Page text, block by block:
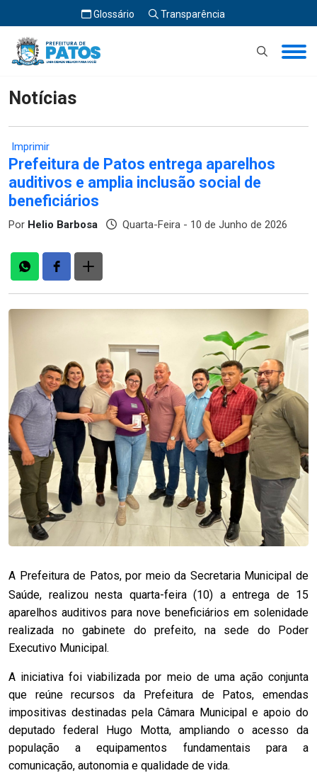
Glossário Transparência
Início Notícias
Notícias
Imprimir
Prefeitura de Patos entrega aparelhos
auditivos e amplia inclusão social de
beneficiários
Por Helio Barbosa Quarta-Feira - 10 de Junho de 2026
A Prefeitura de Patos, por meio da Secretaria Municipal de
Saúde, realizou nesta quarta-feira (10) a entrega de 15
aparelhos auditivos para nove beneficiários em solenidade
realizada no gabinete do prefeito, na sede do Poder
Executivo Municipal.
A iniciativa foi viabilizada por meio de uma ação conjunta
que reúne recursos da Prefeitura de Patos, emendas
impositivas destinadas pela Câmara Municipal e apoio do
deputado federal Hugo Motta, ampliando o acesso da
população a equipamentos fundamentais para a
comunicação, autonomia e qualidade de vida.